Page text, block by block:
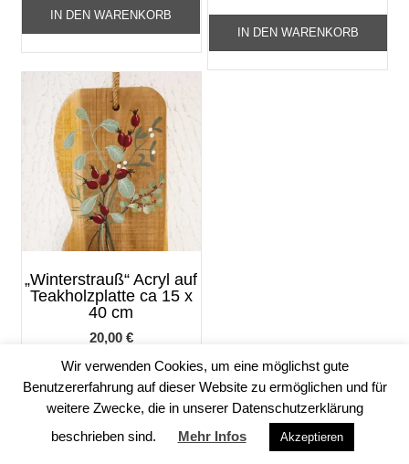
IN DEN WARENKORB
IN DEN WARENKORB
„Winterstrauß“ Acryl auf
Teakholzplatte ca 15 x
40 cm
20,00 €
IN DEN WARENKORB
Wir verwenden Cookies, um eine möglichst gute
Benutzererfahrung auf dieser Website zu ermöglichen und für
weitere Zwecke, die in unserer Datenschutzerklärung
beschrieben sind.
Mehr Infos Akzeptieren